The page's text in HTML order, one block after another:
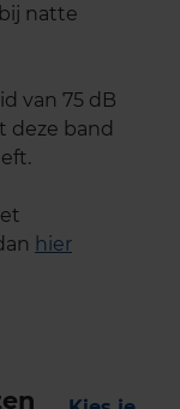
natte
van 75 dB
deze band
hier